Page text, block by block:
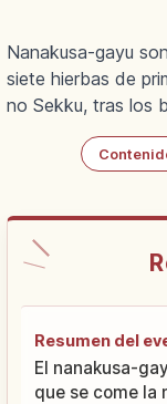
Nanakusa-gayu
siete hierbas de
no Sekku, tras los
Resumen del
El nanakusa-
que se come la